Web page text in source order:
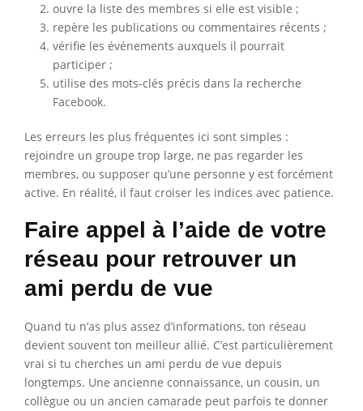
ouvre la liste des membres si elle est visible ;
repère les publications ou commentaires récents ;
vérifie les événements auxquels il pourrait
participer ;
utilise des mots-clés précis dans la recherche
Facebook.
Les erreurs les plus fréquentes ici sont simples :
rejoindre un groupe trop large, ne pas regarder les
membres, ou supposer qu’une personne y est forcément
active. En réalité, il faut croiser les indices avec patience.
Faire appel à l’aide de votre
réseau pour retrouver un
ami perdu de vue
Quand tu n’as plus assez d’informations, ton réseau
devient souvent ton meilleur allié. C’est particulièrement
vrai si tu cherches un ami perdu de vue depuis
longtemps. Une ancienne connaissance, un cousin, un
collègue ou un ancien camarade peut parfois te donner